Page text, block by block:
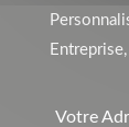
Votre